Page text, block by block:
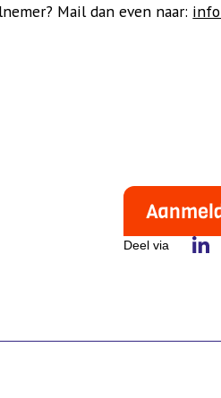
Mail dan even naar:
Deel via